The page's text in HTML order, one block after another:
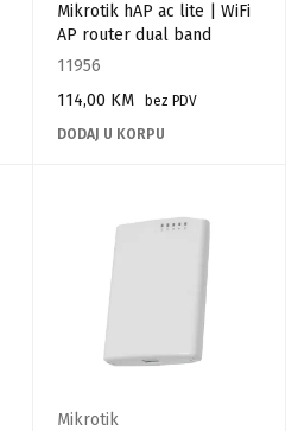
Mikrotik hAP ac lite | WiFi
AP router dual band
11956
114,00 KM
bez PDV
DODAJ U KORPU
Mikrotik